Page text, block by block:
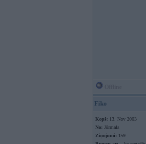
Fiko
Kopš: 13. Nov 2003
No: Jūrmala
Ziņojumi: 159